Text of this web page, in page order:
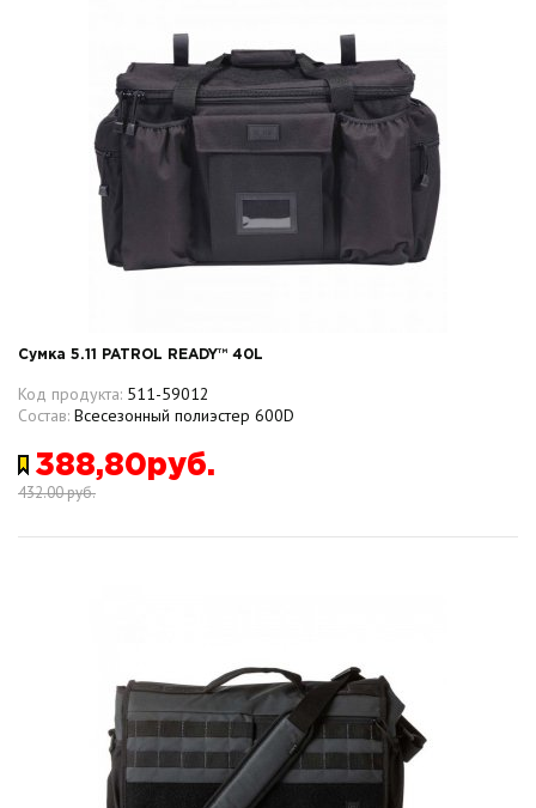
Сумка 5.11 PATROL READY™ 40L
Код продукта: 511-59012
Состав: Всесезонный полиэстер 600D
388,80руб.
432.00 руб.